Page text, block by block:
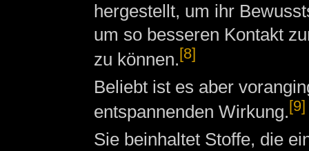
hergestellt, um ihr
um so besseren Kontakt
zu können. [8]
Beliebt ist es aber
entspannenden Wirkung. [9]
Sie beinhaltet Stoffe, die